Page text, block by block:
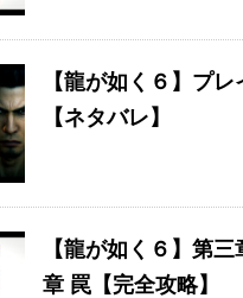
【龍が如く６】プ
【ネタバレ】
【龍が如く６】第
章 罠【完全攻略】